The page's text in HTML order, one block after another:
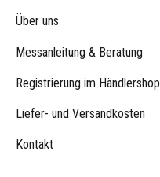
Über uns
Messanleitung & Beratung
Registrierung im Händlershop
Liefer- und Versandkosten
Kontakt